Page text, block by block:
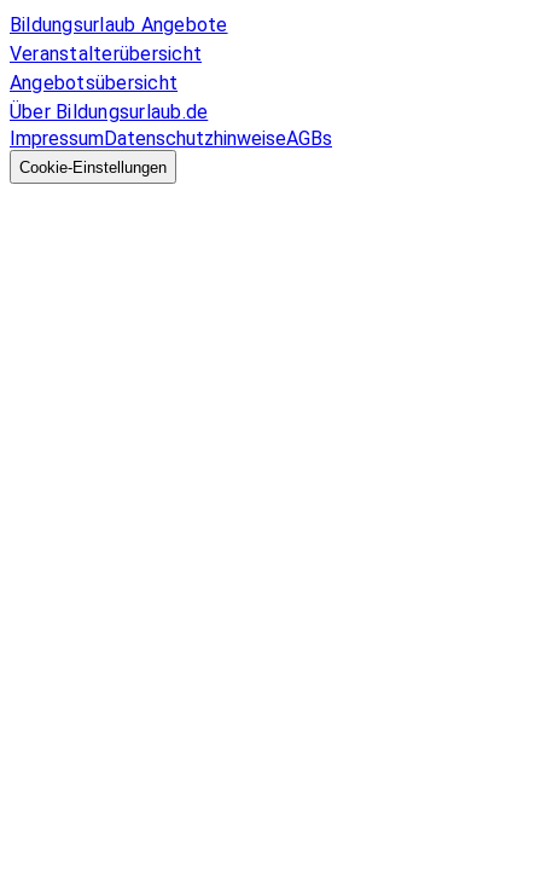
Bildungsurlaub Angebote
Veranstalterübersicht
Angebotsübersicht
Über Bildungsurlaub.de
ImpressumDatenschutzhinweiseAGBs
Cookie-Einstellungen